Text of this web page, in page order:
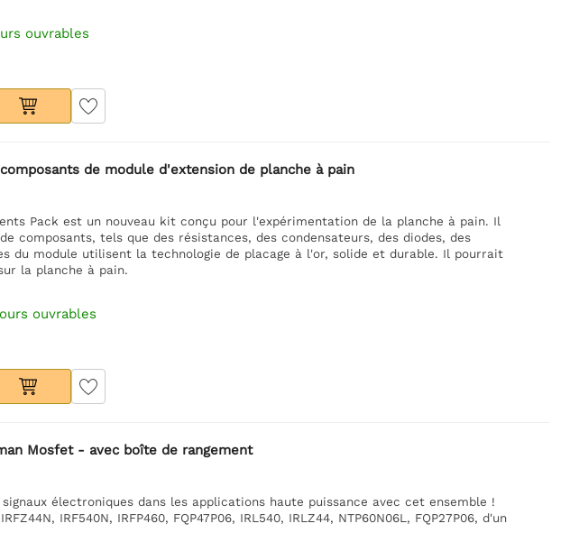
ouvrables
de module d'extension de planche à pain
Pack est un nouveau kit conçu pour l'expérimentation de la planche à pain. Il
composants, tels que des résistances, des condensateurs, des diodes, des
du module utilisent la technologie de placage à l'or, solide et durable. Il pourrait
la planche à pain.
ouvrables
Mosfet - avec boîte de rangement
électroniques dans les applications haute puissance avec cet ensemble !
IRF540N, IRFP460, FQP47P06, IRL540, IRLZ44, NTP60N06L, FQP27P06, d'un